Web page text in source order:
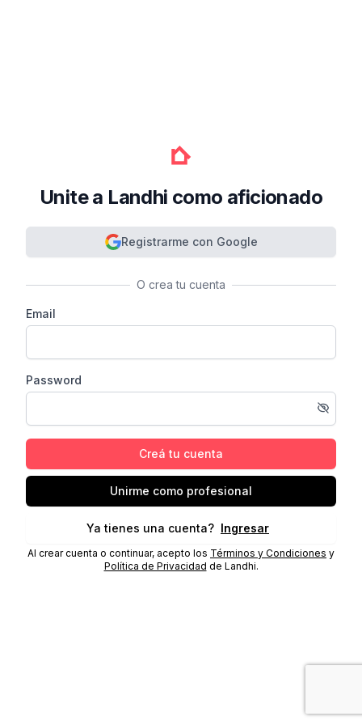
Unite a Landhi como aficionado
Registrarme con Google
O crea tu cuenta
Email
Password
Creá tu cuenta
Unirme como profesional
Ya tienes una cuenta? Ingresar
Al crear cuenta o continuar, acepto los Términos y Condiciones y
Política de Privacidad de Landhi.